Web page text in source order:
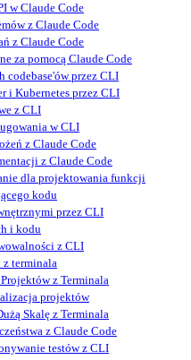
w Claude Code
z Claude Code
z Claude Code
za pomocą Claude Code
codebase'ów przez CLI
i Kubernetes przez CLI
z CLI
w CLI
z Claude Code
z Claude Code
dla projektowania funkcji
kodu
przez CLI
i kodu
z CLI
terminala
z Terminala
projektów
Skalę z Terminala
z Claude Code
testów z CLI